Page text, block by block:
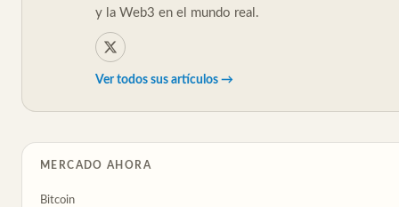
y la Web3 en el mundo real.
Ver todos sus artículos →
MERCADO AHORA
Bitcoin